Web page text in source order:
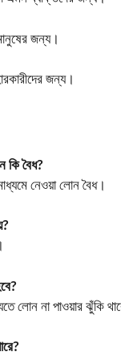
জন্য।
জন্য।
কি বৈধ?
নেওয়া লোন বৈধ।
লোন না পাওয়ার ঝুঁকি